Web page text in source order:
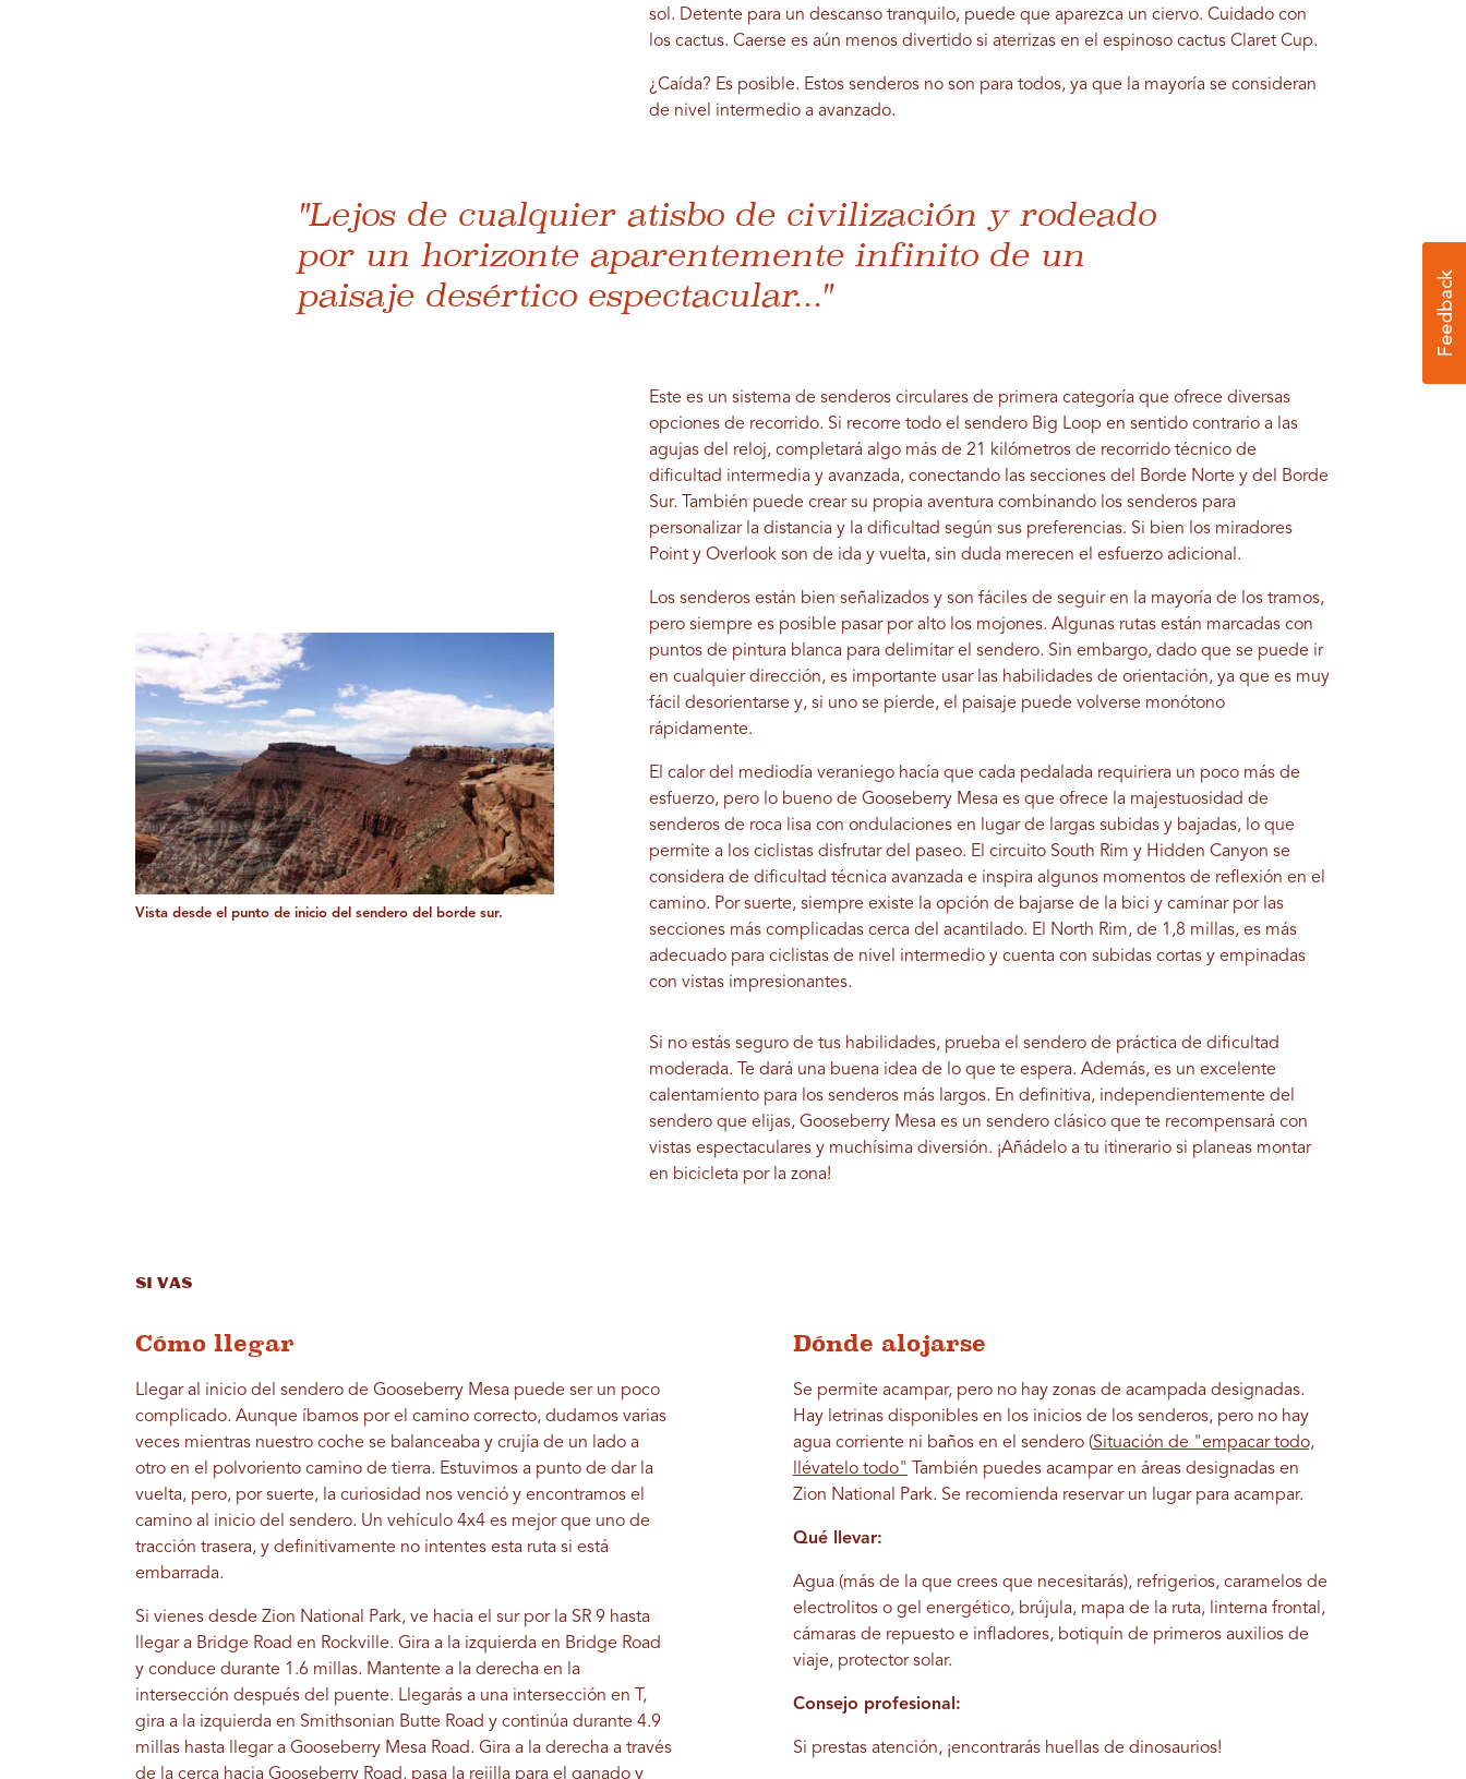
sol. Detente para un descanso tranquilo, puede que aparezca un ciervo. Cuidado con
los cactus. Caerse es aún menos divertido si aterrizas en el espinoso cactus Claret Cup.
¿Caída? Es posible. Estos senderos no son para todos, ya que la mayoría se consideran
de nivel intermedio a avanzado.
"Lejos de cualquier atisbo de civilización y rodeado
por un horizonte aparentemente infinito de un
paisaje desértico espectacular..."
Vista desde el punto de inicio del sendero del borde sur.
Este es un sistema de senderos circulares de primera categoría que ofrece diversas
opciones de recorrido. Si recorre todo el sendero Big Loop en sentido contrario a las
agujas del reloj, completará algo más de 21 kilómetros de recorrido técnico de
dificultad intermedia y avanzada, conectando las secciones del Borde Norte y del Borde
Sur. También puede crear su propia aventura combinando los senderos para
personalizar la distancia y la dificultad según sus preferencias. Si bien los miradores
Point y Overlook son de ida y vuelta, sin duda merecen el esfuerzo adicional.
Los senderos están bien señalizados y son fáciles de seguir en la mayoría de los tramos,
pero siempre es posible pasar por alto los mojones. Algunas rutas están marcadas con
puntos de pintura blanca para delimitar el sendero. Sin embargo, dado que se puede ir
en cualquier dirección, es importante usar las habilidades de orientación, ya que es muy
fácil desorientarse y, si uno se pierde, el paisaje puede volverse monótono
rápidamente.
El calor del mediodía veraniego hacía que cada pedalada requiriera un poco más de
esfuerzo, pero lo bueno de Gooseberry Mesa es que ofrece la majestuosidad de
senderos de roca lisa con ondulaciones en lugar de largas subidas y bajadas, lo que
permite a los ciclistas disfrutar del paseo. El circuito South Rim y Hidden Canyon se
considera de dificultad técnica avanzada e inspira algunos momentos de reflexión en el
camino. Por suerte, siempre existe la opción de bajarse de la bici y caminar por las
secciones más complicadas cerca del acantilado. El North Rim, de 1,8 millas, es más
adecuado para ciclistas de nivel intermedio y cuenta con subidas cortas y empinadas
con vistas impresionantes.
Si no estás seguro de tus habilidades, prueba el sendero de práctica de dificultad
moderada. Te dará una buena idea de lo que te espera. Además, es un excelente
calentamiento para los senderos más largos. En definitiva, independientemente del
sendero que elijas, Gooseberry Mesa es un sendero clásico que te recompensará con
vistas espectaculares y muchísima diversión. ¡Añádelo a tu itinerario si planeas montar
en bicicleta por la zona!
Si vas
Cómo llegar
Llegar al inicio del sendero de Gooseberry Mesa puede ser un poco
complicado. Aunque íbamos por el camino correcto, dudamos varias
veces mientras nuestro coche se balanceaba y crujía de un lado a
otro en el polvoriento camino de tierra. Estuvimos a punto de dar la
vuelta, pero, por suerte, la curiosidad nos venció y encontramos el
camino al inicio del sendero. Un vehículo 4x4 es mejor que uno de
tracción trasera, y definitivamente no intentes esta ruta si está
embarrada.
Si vienes desde Zion National Park, ve hacia el sur por la SR 9 hasta
llegar a Bridge Road en Rockville. Gira a la izquierda en Bridge Road
y conduce durante 1.6 millas. Mantente a la derecha en la
intersección después del puente. Llegarás a una intersección en T,
gira a la izquierda en Smithsonian Butte Road y continúa durante 4.9
millas hasta llegar a Gooseberry Mesa Road. Gira a la derecha a través
de la cerca hacia Gooseberry Road, pasa la rejilla para el ganado y
Dónde alojarse
Se permite acampar, pero no hay zonas de acampada designadas.
Hay letrinas disponibles en los inicios de los senderos, pero no hay
agua corriente ni baños en el sendero (Situación de "empacar todo,
llévatelo todo"
También puedes acampar en áreas designadas en
Zion National Park. Se recomienda reservar un lugar para acampar.
Qué llevar:
Agua (más de la que crees que necesitarás), refrigerios, caramelos de
electrolitos o gel energético, brújula, mapa de la ruta, linterna frontal,
cámaras de repuesto e infladores, botiquín de primeros auxilios de
viaje, protector solar.
Consejo profesional:
Si prestas atención, ¡encontrarás huellas de dinosaurios!